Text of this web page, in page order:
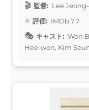
監督: Lee
評価: IMDb 7.7
キャスト: Won
Hee-won, Kim